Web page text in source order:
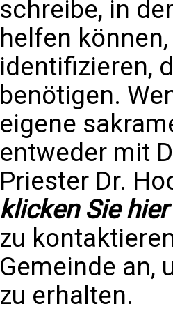
schreibe, in
helfen
identifizieren,
benötigen.
eigene
entweder mit
Priester Dr.
klicken Sie
zu
Gemeinde an,
zu erhalten.